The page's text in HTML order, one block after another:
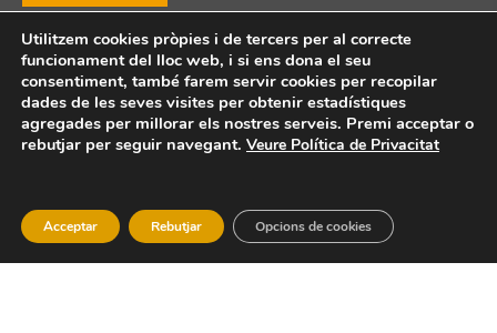
Política de cookiesFormularis d’exercici de drets
Canal de denúncies
Utilitzem cookies pròpies i de tercers per al correcte
funcionament del lloc web, i si ens dona el seu
consentiment, també farem servir cookies per recopilar
dades de les seves visites per obtenir estadístiques
agregades per millorar els nostres serveis. Premi acceptar o
rebutjar per seguir navegant. Veure Política de Privacitat
Acceptar Rebutjar Opcions de cookies